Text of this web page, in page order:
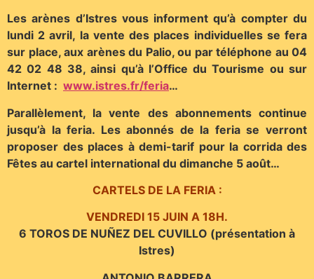
Les arènes d’Istres vous informent qu’à compter du
lundi 2 avril, la vente des places individuelles se fera
sur place, aux arènes du Palio, ou par téléphone au 04
42 02 48 38, ainsi qu’à l’Office du Tourisme ou sur
Internet : www.istres.fr/feria…
Parallèlement, la vente des abonnements continue
jusqu’à la feria. Les abonnés de la feria se verront
proposer des places à demi-tarif pour la corrida des
Fêtes au cartel international du dimanche 5 août…
CARTELS DE LA FERIA :
VENDREDI 15 JUIN A 18H.
6 TOROS DE NUÑEZ DEL CUVILLO (présentation à
Istres)